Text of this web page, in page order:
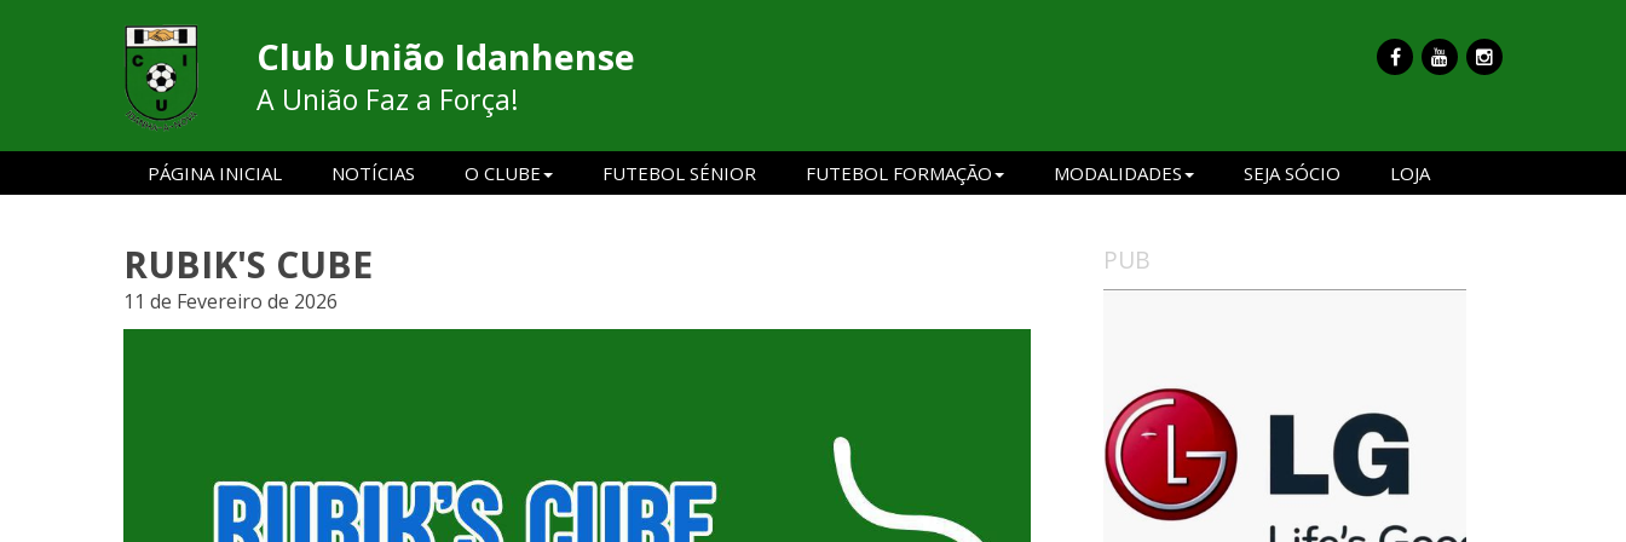
Club União Idanhense
A União Faz a Força!
PÁGINA INICIAL NOTÍCIAS O CLUBE FUTEBOL SÉNIOR FUTEBOL FORMAÇÃO MODALIDADES SEJA SÓCIO LOJA
RUBIK'S CUBE
11 de Fevereiro de 2026
PUB